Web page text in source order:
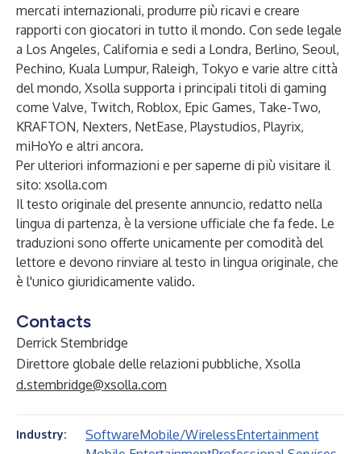
mercati internazionali, produrre più ricavi e creare
rapporti con giocatori in tutto il mondo. Con sede legale
a Los Angeles, California e sedi a Londra, Berlino, Seoul,
Pechino, Kuala Lumpur, Raleigh, Tokyo e varie altre città
del mondo, Xsolla supporta i principali titoli di gaming
come Valve, Twitch, Roblox, Epic Games, Take-Two,
KRAFTON, Nexters, NetEase, Playstudios, Playrix,
miHoYo e altri ancora.
Per ulteriori informazioni e per saperne di più visitare il
sito: xsolla.com
Il testo originale del presente annuncio, redatto nella
lingua di partenza, è la versione ufficiale che fa fede. Le
traduzioni sono offerte unicamente per comodità del
lettore e devono rinviare al testo in lingua originale, che
è l'unico giuridicamente valido.
Contacts
Derrick Stembridge
Direttore globale delle relazioni pubbliche, Xsolla
d.stembridge@xsolla.com
Industry: SoftwareMobile/WirelessEntertainment